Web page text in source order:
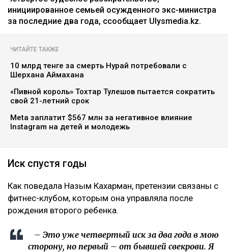
инициированное семьей осужденного экс-министра
за последние два года, ссообщает Ulysmedia.kz.
ЧИТАЙТЕ ТАКЖЕ
10 млрд тенге за смерть Нурай потребовали с
Шерхана Аймахана
«Пивной король» Тохтар Тулешов пытается сократить
свой 21-летний срок
Meta заплатит $567 млн за негативное влияние
Instagram на детей и молодежь
Иск спустя годы
Как поведала Назым Кахарман, претензии связаны с
фитнес-клубом, которым она управляла после
рождения второго ребенка.
– Это уже четвертый иск за два года в мою
сторону, но первый – от бывшей свекрови. Я